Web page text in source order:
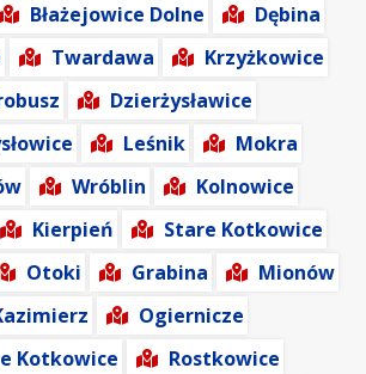
Błażejowice Dolne
Dębina
Twardawa
Krzyżkowice
Dzierżysławice
Leśnik
Mokra
Wróblin
Kolnowice
Kierpień
Stare Kotkowice
Otoki Grabina
Mionów
Ogiernicze
Kotkowice
Rostkowice